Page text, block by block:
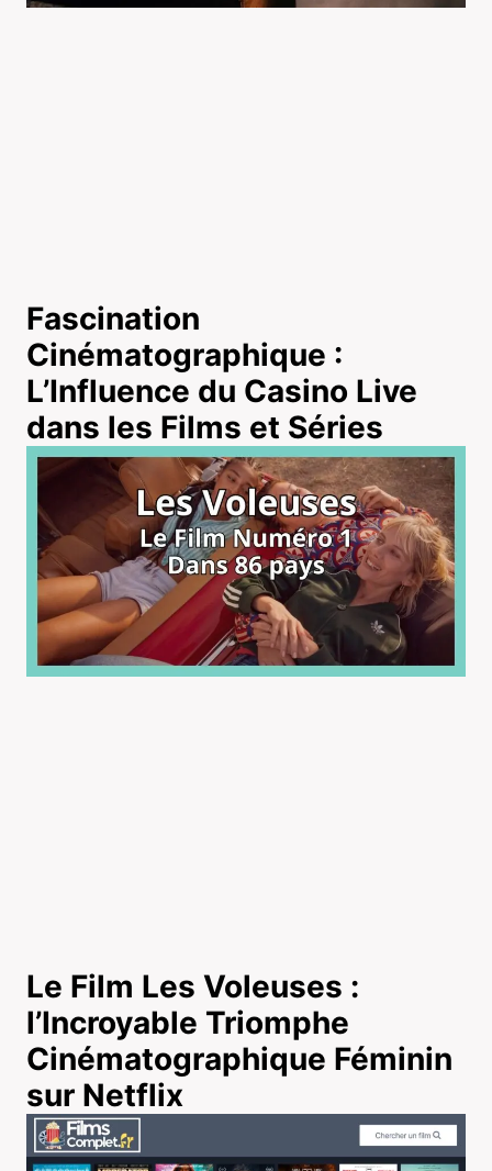
Fascination
Cinématographique :
L’Influence du Casino Live
dans les Films et Séries
Le Film Les Voleuses :
l’Incroyable Triomphe
Cinématographique Féminin
sur Netflix